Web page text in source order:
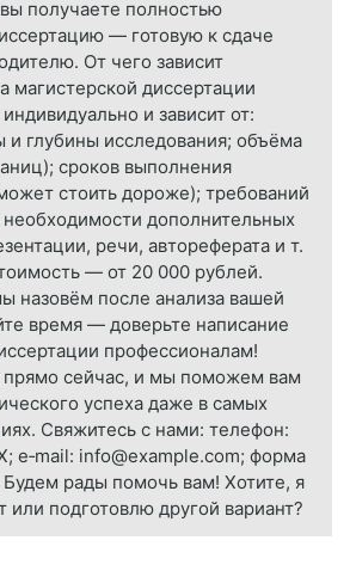
получаете полностью
— готовую к сдаче
От чего зависит
магистерской диссертации
и зависит от:
глубины исследования; объёма
сроков выполнения
стоить дороже); требований
необходимости дополнительных
речи, автореферата и т.
— от 20 000 рублей.
назовём после анализа вашей
время — доверьте написание
профессионалам!
прямо сейчас, и мы поможем вам
успеха даже в самых
Свяжитесь с нами: телефон:
e‑mail: info@example.com; форма
Будем рады помочь вам! Хотите, я
или подготовлю другой вариант?